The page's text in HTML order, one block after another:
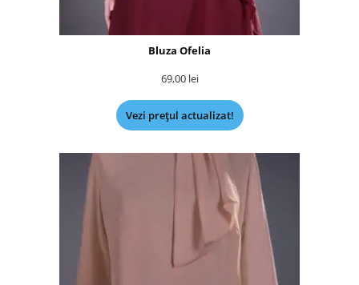
Bluza Ofelia
69,00 lei
Vezi prețul actualizat!